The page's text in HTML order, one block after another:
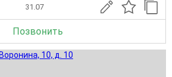
31.07
Позвонить